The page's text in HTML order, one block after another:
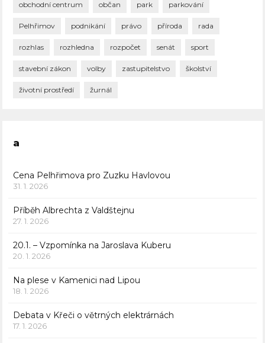
obchodní centrum občan park parkování
Pelhřimov podnikání právo příroda rada
rozhlas rozhledna rozpočet senát sport
stavební zákon volby zastupitelstvo školství
životní prostředí žurnál
a
Cena Pelhřimova pro Zuzku Havlovou
31. 1. 2026
Příběh Albrechta z Valdštejnu
27. 1. 2026
20.1. – Vzpomínka na Jaroslava Kuberu
20. 1. 2026
Na plese v Kamenici nad Lipou
18. 1. 2026
Debata v Křeči o větrných elektrárnách
17. 1. 2026